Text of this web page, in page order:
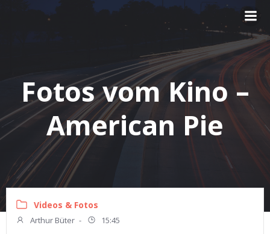
Zum
Fotos vom Kino –
American Pie
Videos & Fotos
Arthur Büter - 15:45